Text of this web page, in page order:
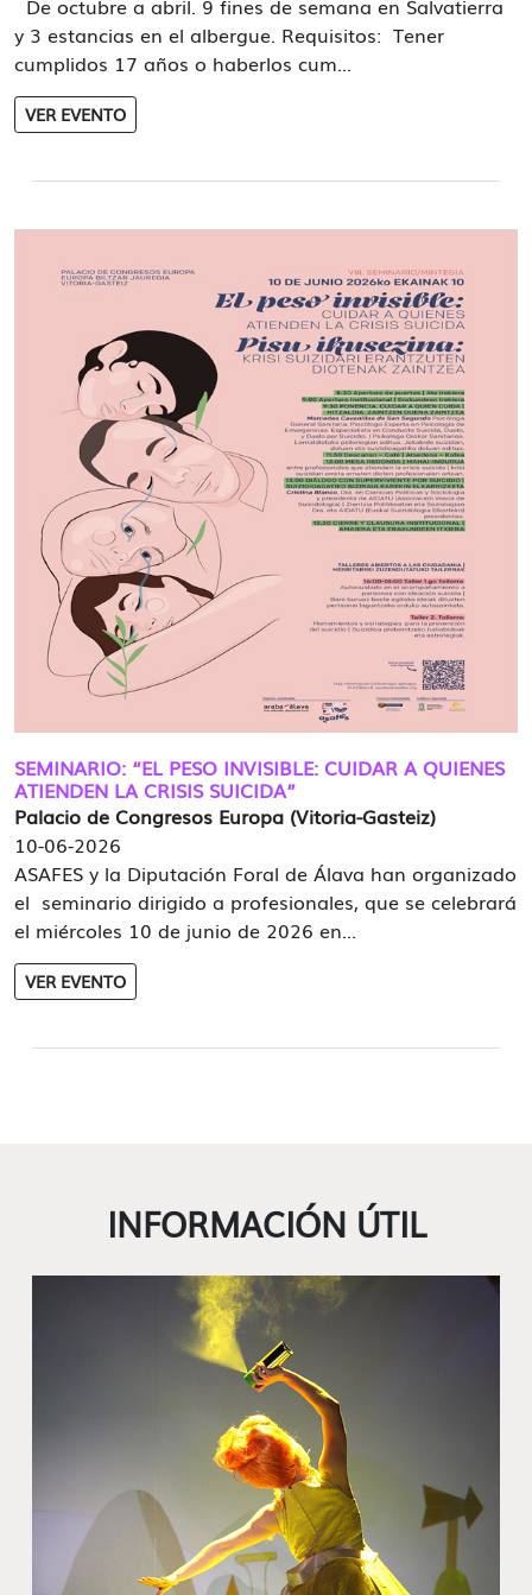
De octubre a abril. 9 fines de semana en Salvatierra
y 3 estancias en el albergue. Requisitos: Tener
cumplidos 17 años o haberlos cum...
VER EVENTO
SEMINARIO: “EL PESO INVISIBLE: CUIDAR A QUIENES
ATIENDEN LA CRISIS SUICIDA”
Palacio de Congresos Europa (Vitoria-Gasteiz)
10-06-2026
ASAFES y la Diputación Foral de Álava han organizado
el seminario dirigido a profesionales, que se celebrará
el miércoles 10 de junio de 2026 en...
VER EVENTO
INFORMACIÓN ÚTIL